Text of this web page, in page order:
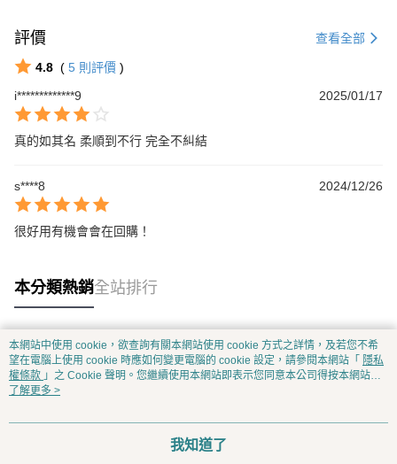
評價 查看全部
4.8 ( 5 則評價 )
i*************9
2025/01/17
真的如其名 柔順到不行 完全不糾結
s****8 2024/12/26
很好用有機會會在回購！
本分類熱銷全站排行
熱門標籤
本網站中使用 cookie，欲查詢有關本網站使用 cookie 方式之詳情，及若您不希
望在電腦上使用 cookie 時應如何變更電腦的 cookie 設定，請參閱本網站「 隱私
權條款 」之 Cookie 聲明。您繼續使用本網站即表示您同意本公司得按本網站使
用條款之 Cookie 聲明使用 cookie。
了解更多 >
我知道了